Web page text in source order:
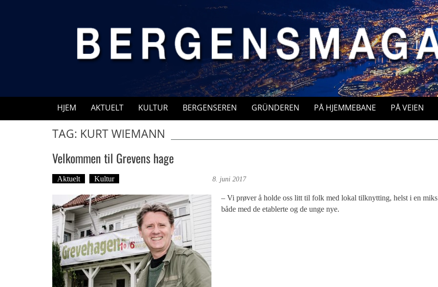
HJEM AKTUELT KULTUR BERGENSEREN GRÜNDEREN PÅ HJEMMEBANE PÅ VEIEN
TAG: KURT WIEMANN
Velkommen til Grevens hage
Aktuelt Kultur 8. juni 2017
– Vi prøver å holde oss litt til folk med lokal tilknytting, helst i en miks
både med de etablerte og de unge nye.